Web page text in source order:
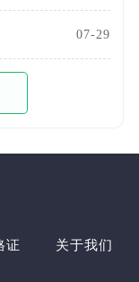
07-29
证 关于我们